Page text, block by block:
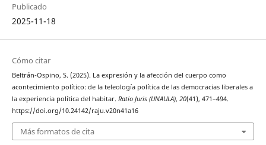
Publicado
2025-11-18
Cómo citar
Beltrán-Ospino, S. (2025). La expresión y la afección del cuerpo como
acontecimiento político: de la teleología política de las democracias liberales a
la experiencia política del habitar. Ratio Juris (UNAULA), 20(41), 471–494.
https://doi.org/10.24142/raju.v20n41a16
Más formatos de cita